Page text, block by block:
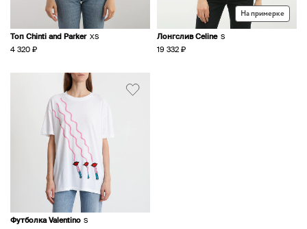
Топ Chinti and Parker XS
4 320 ₽
На примерке
Лонгслив Celine S
19 332 ₽
Футболка Valentino S